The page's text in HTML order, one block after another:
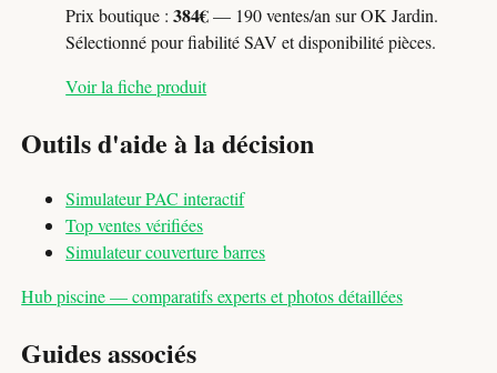
Prix boutique :384€— 190 ventes/an sur OK Jardin.
Sélectionné pour fiabilité SAV et disponibilité pièces.
Voir la fiche produit
Outils d'aide à la décision
Simulateur PAC interactif
Top ventes vérifiées
Simulateur couverture barres
Hub piscine — comparatifs experts et photos détaillées
Guides associés